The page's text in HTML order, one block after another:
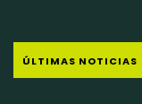
ÚLTIMAS NOTICIAS